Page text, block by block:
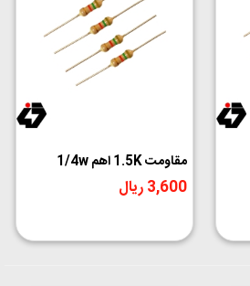
مقاومت 1.5K اهم 1/4w
3,600 ریال